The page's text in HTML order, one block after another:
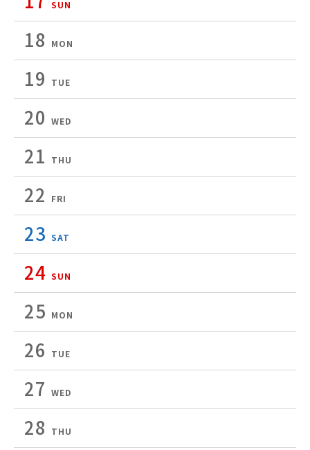
SUN
18 MON
19 TUE
20 WED
21 THU
22 FRI
23 SAT
24 SUN
25 MON
26 TUE
27 WED
28 THU